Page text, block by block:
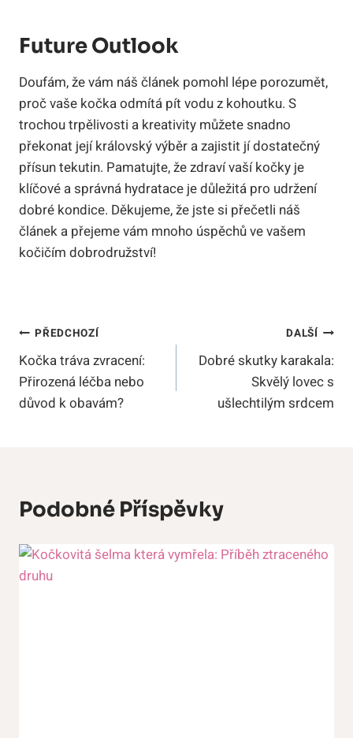
Future Outlook
Doufám, že vám náš článek pomohl lépe porozumět,
proč vaše kočka odmítá pít vodu z kohoutku. S
trochou trpělivosti a kreativity můžete snadno
překonat její královský výběr a zajistit jí dostatečný
přísun tekutin. Pamatujte, že zdraví vaší kočky je
klíčové a správná hydratace je důležitá pro udržení
dobré kondice. Děkujeme, že jste si přečetli náš
článek a přejeme vám mnoho úspěchů ve vašem
kočičím dobrodružství!
Navigace
Pro
Příspěvek
PŘEDCHOZÍ
Kočka tráva zvracení:
Přirozená léčba nebo
důvod k obavám?
DALŠÍ
Dobré skutky karakala:
Skvělý lovec s
ušlechtilým srdcem
Podobné Příspěvky